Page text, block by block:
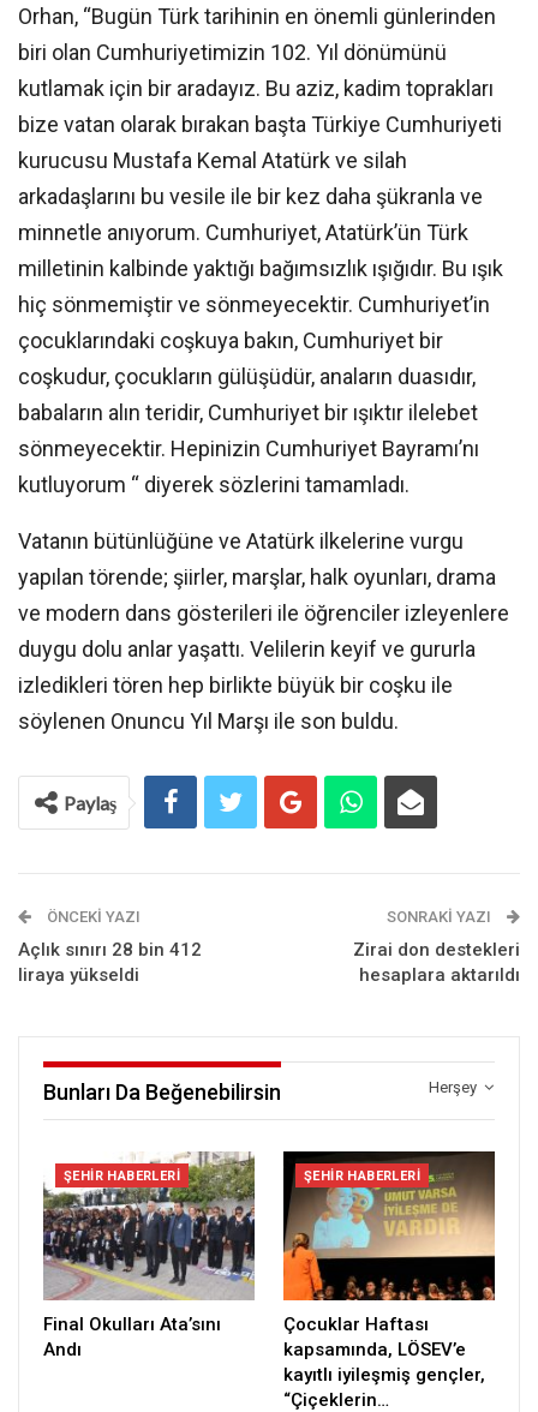
Orhan, “Bugün Türk tarihinin en önemli günlerinden
biri olan Cumhuriyetimizin 102. Yıl dönümünü
kutlamak için bir aradayız. Bu aziz, kadim toprakları
bize vatan olarak bırakan başta Türkiye Cumhuriyeti
kurucusu Mustafa Kemal Atatürk ve silah
arkadaşlarını bu vesile ile bir kez daha şükranla ve
minnetle anıyorum. Cumhuriyet, Atatürk’ün Türk
milletinin kalbinde yaktığı bağımsızlık ışığıdır. Bu ışık
hiç sönmemiştir ve sönmeyecektir. Cumhuriyet’in
çocuklarındaki coşkuya bakın, Cumhuriyet bir
coşkudur, çocukların gülüşüdür, anaların duasıdır,
babaların alın teridir, Cumhuriyet bir ışıktır ilelebet
sönmeyecektir. Hepinizin Cumhuriyet Bayramı’nı
kutluyorum “ diyerek sözlerini tamamladı.
Vatanın bütünlüğüne ve Atatürk ilkelerine vurgu
yapılan törende; şiirler, marşlar, halk oyunları, drama
ve modern dans gösterileri ile öğrenciler izleyenlere
duygu dolu anlar yaşattı. Velilerin keyif ve gururla
izledikleri tören hep birlikte büyük bir coşku ile
söylenen Onuncu Yıl Marşı ile son buldu.
Paylaş
ÖNCEKI YAZI
Açlık sınırı 28 bin 412
liraya yükseldi
SONRAKI YAZI
Zirai don destekleri
hesaplara aktarıldı
Herşey
Bunları Da Beğenebilirsin
ŞEHIR HABERLERI
Final Okulları Ata’sını
Andı
ŞEHIR HABERLERI
Çocuklar Haftası
kapsamında, LÖSEV’e
kayıtlı iyileşmiş gençler,
“Çiçeklerin…